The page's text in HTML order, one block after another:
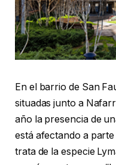
En el barrio de San
situadas junto a
año la presencia de
está afectando a
trata de la especie